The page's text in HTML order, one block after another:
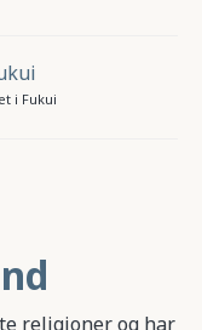
i Fukui
religioner og har